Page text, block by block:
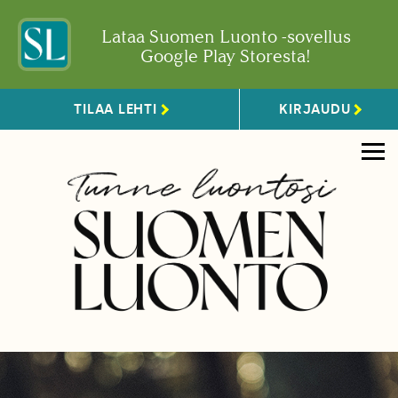
Lataa Suomen Luonto -sovellus
Google Play Storesta!
TILAA LEHTI KIRJAUDU